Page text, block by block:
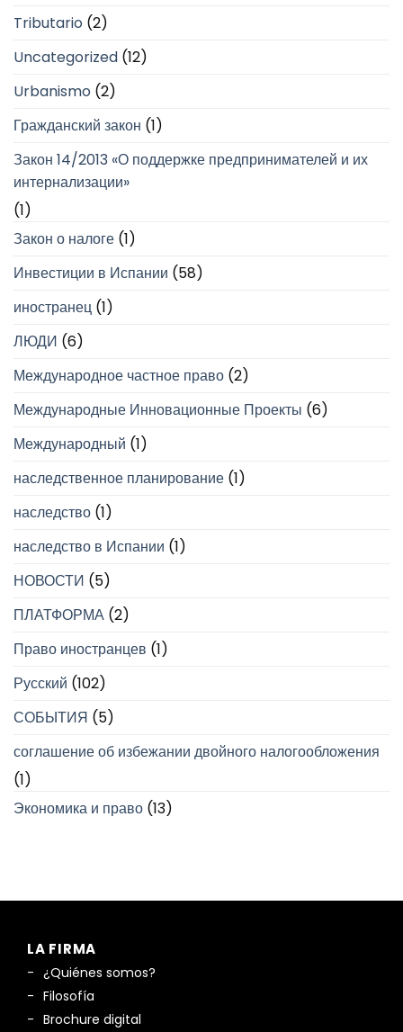
Tributario (2)
Uncategorized (12)
Urbanismo (2)
Гражданский закон (1)
Закон 14/2013 «О поддержке предпринимателей и их
интернализации»
(1)
Закон о налоге (1)
Инвестиции в Испании (58)
иностранец (1)
ЛЮДИ (6)
Международное частное право (2)
Международные Инновационные Проекты (6)
Международный (1)
наследственное планирование (1)
наследство (1)
наследство в Испании (1)
НОВОСТИ (5)
ПЛАТФОРМА (2)
Право иностранцев (1)
Русский (102)
СОБЫТИЯ (5)
соглашение об избежании двойного налогообложения
(1)
Экономика и право (13)
LA FIRMA
¿Quiénes somos?
Filosofía
Brochure digital